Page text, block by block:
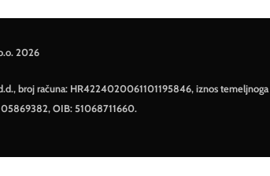
2026
broj računa: HR4224020061101195846, iznos
OIB: 51068711660.